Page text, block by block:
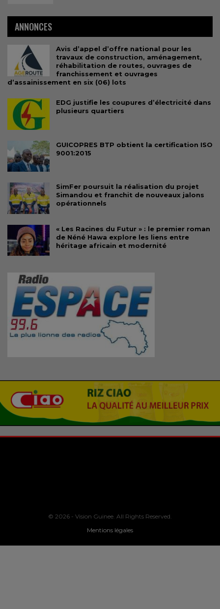
ANNONCES
Avis d’appel d’offre national pour les
travaux de construction, aménagement,
réhabilitation de routes, ouvrages de
franchissement et ouvrages
d’assainissement en six (06) lots
EDG justifie les coupures d’électricité dans
plusieurs quartiers
GUICOPRES BTP obtient la certification ISO
9001:2015
SimFer poursuit la réalisation du projet
Simandou et franchit de nouveaux jalons
opérationnels
« Les Racines du Futur » : le premier roman
de Néné Hawa explore les liens entre
héritage africain et modernité
© 2026 - Vision Guinee. All Rights Reserved.
Mentions légales